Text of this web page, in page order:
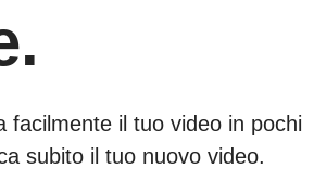
facilmente il tuo video in pochi
subito il tuo nuovo video.